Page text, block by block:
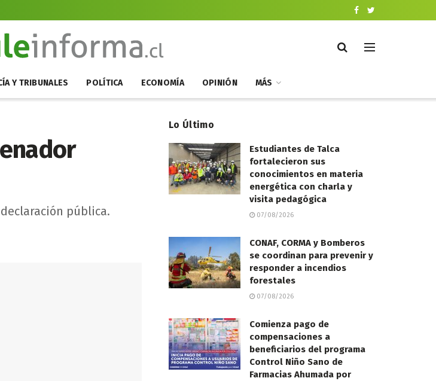
Y TRIBUNALES POLÍTICA ECONOMÍA OPINIÓN MÁS
pública.
Lo Último
Estudiantes de Talca
fortalecieron sus
conocimientos en materia
energética con charla y
visita pedagógica
07/08/2026
CONAF, CORMA y Bomberos
se coordinan para prevenir y
responder a incendios
forestales
07/08/2026
Comienza pago de
compensaciones a
beneficiarios del programa
Control Niño Sano de
Farmacias Ahumada por